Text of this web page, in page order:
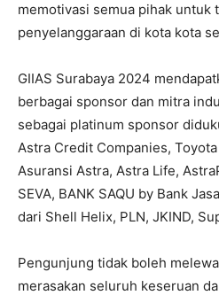
memotivasi semua pihak untuk
penyelanggaraan di kota kota
GIIAS Surabaya 2024
berbagai sponsor dan mitra
sebagai platinum sponsor
Astra Credit Companies,
Asuransi Astra, Astra Life,
SEVA, BANK SAQU by Bank
dari Shell Helix, PLN, JKIND,
Pengunjung tidak boleh
merasakan seluruh keseruan